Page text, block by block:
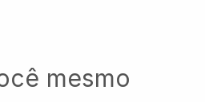
mesmo